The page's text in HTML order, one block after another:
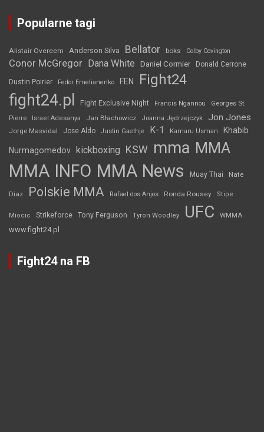
Popularne tagi
Alistair Overeem Anderson Silva Bellator boks Colby Covington
Conor McGregor Dana White Daniel Cormier Donald Cerrone
Dustin Poirier Fedor Emelianenko FEN Fight24
fight24.pl Fight Exclusive Night Francis Ngannou
Georges St.
Pierre
Israel Adesanya Jan Błachowicz Joanna Jędrzejczyk Jon Jones
Jorge Masvidal Jose Aldo Justin Gaethje K-1 Kamaru Usman Khabib
Nurmagomedov kickboxing KSW mma MMA
MMA INFO MMA News Muay Thai Nate
Diaz Polskie MMA Rafael dos Anjos Ronda Rousey Stipe
Miocic Strikeforce Tony Ferguson Tyron Woodley UFC WMMA
www.fight24.pl
Fight24 na FB